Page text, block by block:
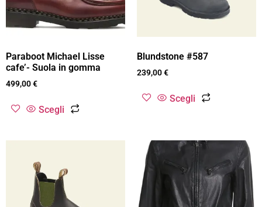
Paraboot Michael Lisse
cafe’- Suola in gomma
499,00€
Scegli
Blundstone #587
239,00€
Scegli